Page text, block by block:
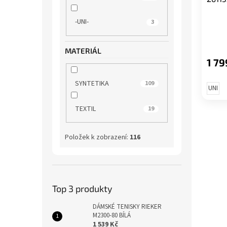
-UNI- 3
MATERIÁL
SYNTETIKA 109
TEXTIL 19
Položek k zobrazení: 116
Top 3 produkty
DÁMSKÉ TENISKY RIEKER
M2300-80 BÍLÁ
1 539 Kč
1
UNI